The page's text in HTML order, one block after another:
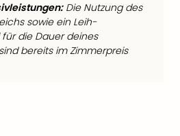
Die Nutzung des
sowie ein Leih-
die Dauer deines
bereits im Zimmerpreis